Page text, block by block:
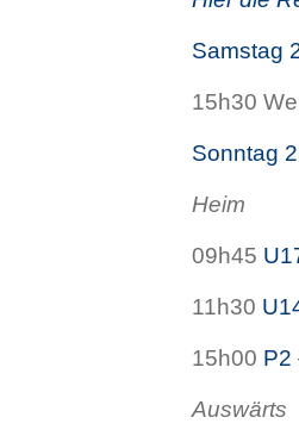
Samstag
15h30
Sonntag
Heim
09h45
11h30
15h00 P2
Auswärts